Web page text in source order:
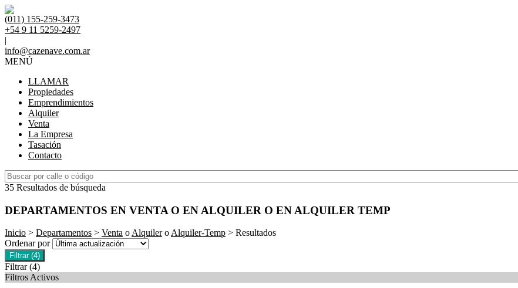
(011) 155-259-3473
+54 9 11 5259-2497
|
info@cazenave.com.ar
MENÚ
LLAMAR
Propiedades
Emprendimientos
Alquiler
Venta
La Empresa
Tasación
Contacto
35 Resultados de búsqueda
DEPARTAMENTOS EN VENTA O EN ALQUILER O EN ALQUILER TEMP
Inicio > Departamentos > Venta oAlquileroAlquiler-Temp > Resultados
Ordenar por
Filtrar (4)
Filtrar (4)
Filtros Activos